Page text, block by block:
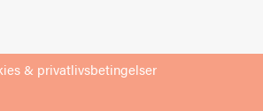
& privatlivsbetingelser